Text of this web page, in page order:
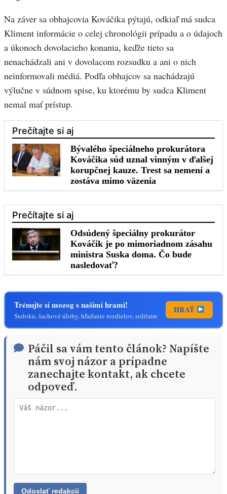
Na záver sa obhajcovia Kováčika pýtajú, odkiaľ má sudca
Kliment informácie o celej chronológii prípadu a o údajoch
a úkonoch dovolacieho konania, keďže tieto sa
nenachádzali ani v dovolacom rozsudku a ani o nich
neinformovali médiá. Podľa obhajcov sa nachádzajú
výlučne v súdnom spise, ku ktorému by sudca Kliment
nemal mať prístup.
Trénujte si mozog s našimi hrami!
Sudoku, šachové úlohy, hľadanie rozdielov, solitaire
HRAŤ
Páčil sa vám tento článok? Napíšte
nám svoj názor a prípadne
zanechajte kontakt, ak chcete
odpoveď.